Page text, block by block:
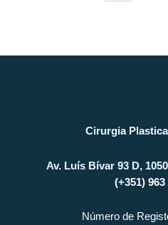
Cirurgia
Av. Luís Bívar 93 D,
(+351) 963
Número de